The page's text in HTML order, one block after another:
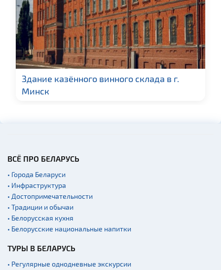
Прокат спортивного и
туристического
снаряжения
Fast-food
Гражданская
архитектура
Церкви
Музеи
Военная история
Мастер-классы
Квесты
Новости
Спортинг-клубы и тиры
Ратуши
Родовые усадьбы
Садово-парковая
Здание казённого винного склада в г.
Минск
ВСЁ ПРО БЕЛАРУСЬ
• Города Беларуси
• Инфраструктура
• Достопримечательности
• Традиции и обычаи
• Белорусская кухня
• Белорусские национальные напитки
ТУРЫ В БЕЛАРУСЬ
• Регулярные однодневные экскурсии